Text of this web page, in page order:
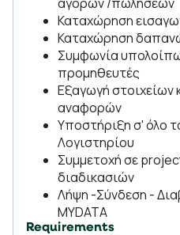
Καταχώρηση
Καταχώρηση
Συμφωνία
προμηθευτές
Εξαγωγή στοιχείων
αναφορών
Υποστήριξη σ' όλο
Λογιστηρίου
Συμμετοχή σε
διαδικασιών
Λήψη -Σύνδεση -
ΜΥDATA
Requirements